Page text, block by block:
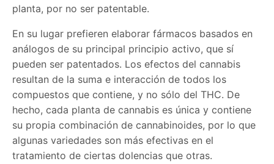
planta, por no ser patentable.
En su lugar prefieren elaborar fármacos basados en
análogos de su principal principio activo, que sí
pueden ser patentados. Los efectos del cannabis
resultan de la suma e interacción de todos los
compuestos que contiene, y no sólo del THC. De
hecho, cada planta de cannabis es única y contiene
su propia combinación de cannabinoides, por lo que
algunas variedades son más efectivas en el
tratamiento de ciertas dolencias que otras.